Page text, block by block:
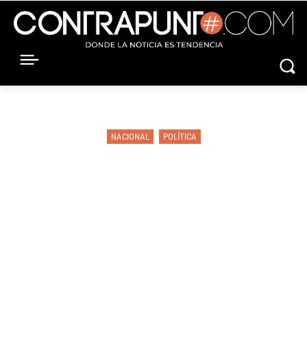
NACIONAL POLÍTICA